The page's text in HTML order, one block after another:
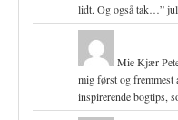
lidt. Og også tak…”
Mie Kjær
mig først og fremmest
inspirerende bogtips,